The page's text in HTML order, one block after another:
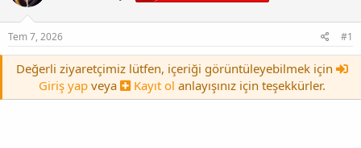
Tem 7, 2026 #1
Değerli ziyaretçimiz lütfen, içeriği görüntüleyebilmek için
Giriş yap veya Kayıt ol anlayışınız için teşekkürler.